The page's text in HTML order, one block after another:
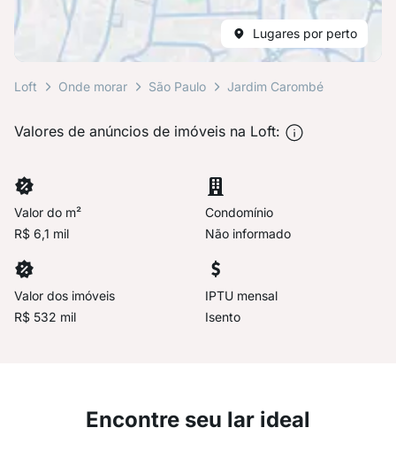
Lugares por perto
Loft Onde morar São Paulo Jardim Carombé
Valores de anúncios de imóveis na Loft:
Valor do m²
R$ 6,1 mil
Condomínio
Não informado
Valor dos imóveis
R$ 532 mil
IPTU mensal
Isento
Encontre seu lar ideal